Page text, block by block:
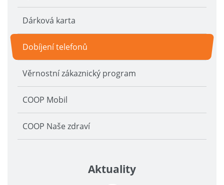
Dárková karta
Dobíjení telefonů
Věrnostní zákaznický program
COOP Mobil
COOP Naše zdraví
Aktuality